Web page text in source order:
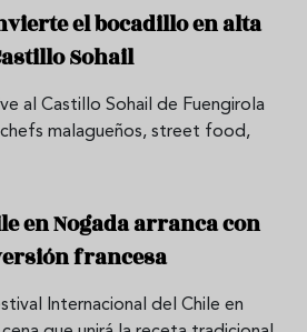
el bocadillo en alta
Sohail
al Castillo Sohail de Fuengirola
malagueños, street food,
en Nogada arranca con
francesa
Internacional del Chile en